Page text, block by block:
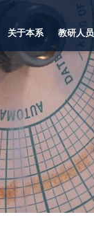
关于本系 教研人员